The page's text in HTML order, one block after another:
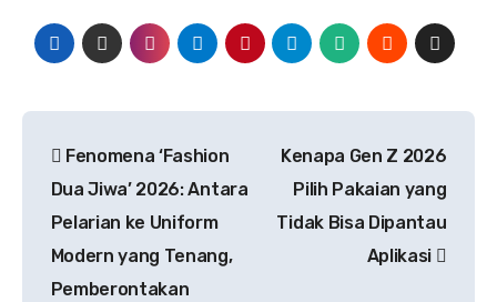
pos
Fenomena ‘Fashion
Dua Jiwa’ 2026: Antara
Pelarian ke Uniform
Modern yang Tenang,
Pemberontakan
Kenapa Gen Z 2026
Pilih Pakaian yang
Tidak Bisa Dipantau
Aplikasi